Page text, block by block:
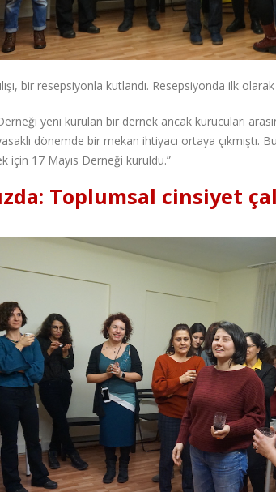
bir resepsiyonla kutlandı. Resepsiyonda ilk
yeni kurulan bir dernek ancak kurucuları
dönemde bir mekan ihtiyacı ortaya çıkmıştı.
için 17 Mayıs Derneği kuruldu.”
Toplumsal cinsiyet